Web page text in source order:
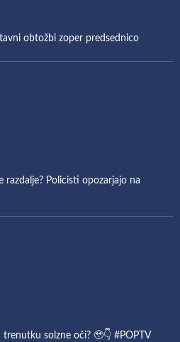
obtožbi zoper predsednico
razdalje? Policisti opozarjajo na
solzne oči? 🥹👇 #POPTV